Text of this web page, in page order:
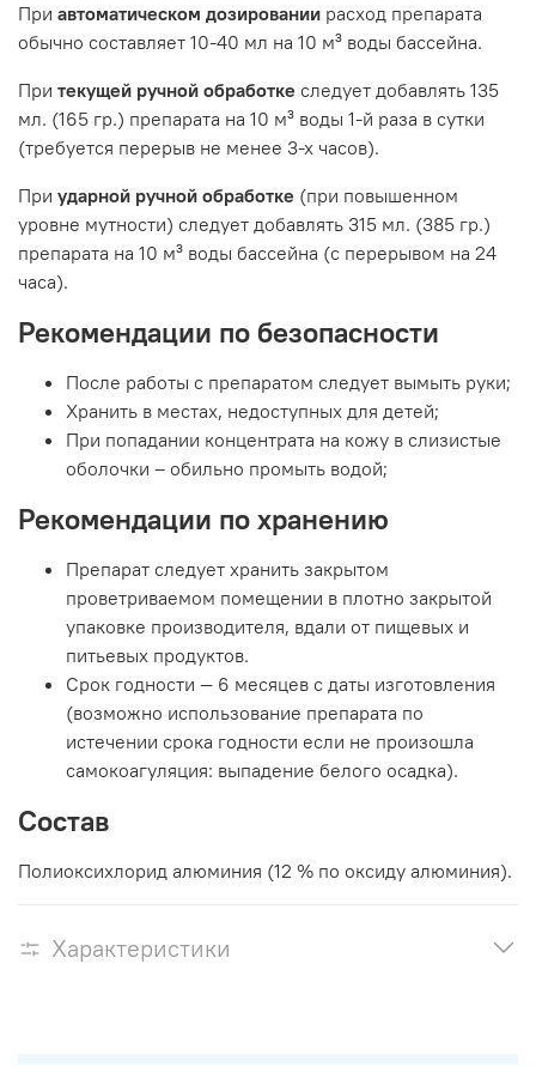
При автоматическом дозировании расход препарата
обычно составляет 10-40 мл на 10 м³ воды бассейна.
При текущей ручной обработке следует добавлять 135
мл. (165 гр.) препарата на 10 м³ воды 1-й раза в сутки
(требуется перерыв не менее 3-х часов).
При ударной ручной обработке (при повышенном
уровне мутности) следует добавлять 315 мл. (385 гр.)
препарата на 10 м³ воды бассейна (с перерывом на 24
часа).
Рекомендации по безопасности
После работы с препаратом следует вымыть руки;
Хранить в местах, недоступных для детей;
При попадании концентрата на кожу в слизистые
оболочки – обильно промыть водой;
Рекомендации по хранению
Препарат следует хранить закрытом
проветриваемом помещении в плотно закрытой
упаковке производителя, вдали от пищевых и
питьевых продуктов.
Срок годности — 6 месяцев с даты изготовления
(возможно использование препарата по
истечении срока годности если не произошла
самокоагуляция: выпадение белого осадка).
Состав
Полиоксихлорид алюминия (12 % по оксиду алюминия).
Характеристики